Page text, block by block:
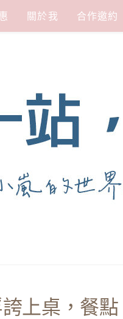
關於我 合作邀約
上桌，餐點